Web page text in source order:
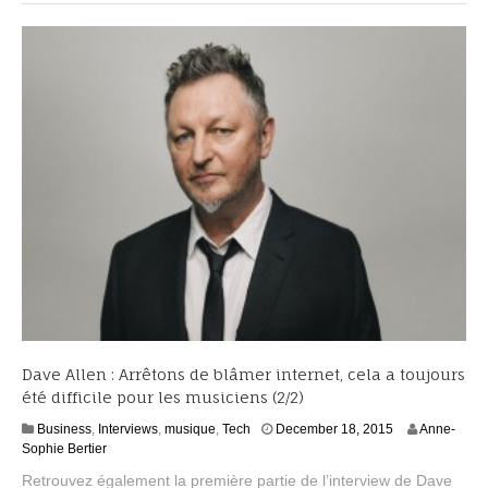
Dave Allen : Arrêtons de blâmer internet, cela a toujours
été difficile pour les musiciens (2/2)
Business, Interviews, musique, Tech December 18, 2015J
Anne-
Sophie Bertier
Retrouvez également la première partie de l’interview de Dave